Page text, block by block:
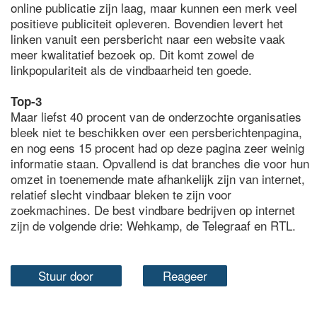
online publicatie zijn laag, maar kunnen een merk veel
positieve publiciteit opleveren. Bovendien levert het
linken vanuit een persbericht naar een website vaak
meer kwalitatief bezoek op. Dit komt zowel de
linkpopulariteit als de vindbaarheid ten goede.
Top-3
Maar liefst 40 procent van de onderzochte organisaties
bleek niet te beschikken over een persberichtenpagina,
en nog eens 15 procent had op deze pagina zeer weinig
informatie staan. Opvallend is dat branches die voor hun
omzet in toenemende mate afhankelijk zijn van internet,
relatief slecht vindbaar bleken te zijn voor
zoekmachines. De best vindbare bedrijven op internet
zijn de volgende drie: Wehkamp, de Telegraaf en RTL.
Stuur door Reageer